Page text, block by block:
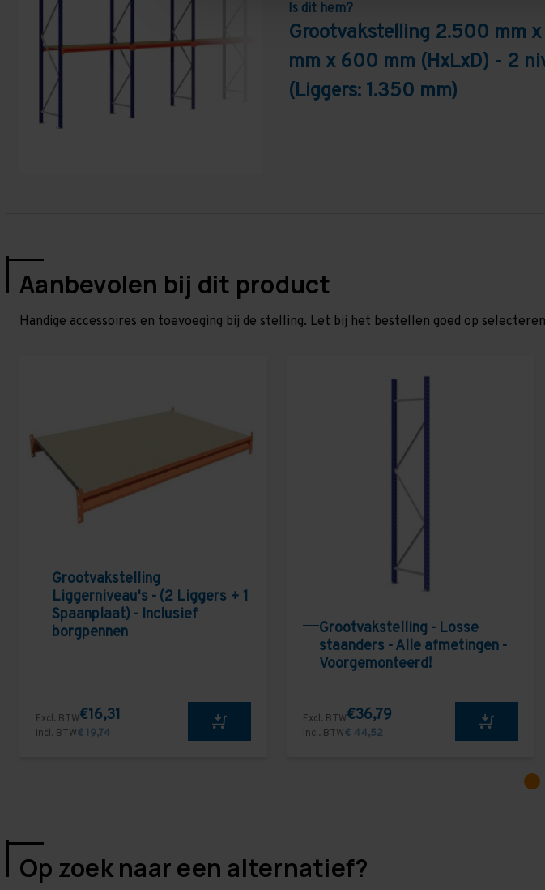
Is dit hem?
Grootvakstelling 2.500 mm
mm x 600 mm (HxLxD) - 2
(Liggers: 1.350 mm)
Aanbevolen bij dit product
Handige accessoires en toevoeging bij de stelling. Let bij het bestellen goed op
Grootvakstelling
Liggerniveau's - (2 Liggers + 1
Spaanplaat) - Inclusief
borgpennen
Excl. BTW€16,31
Incl. BTW€ 19,74
Grootvakstelling - Losse
staanders - Alle afmetingen -
Voorgemonteerd!
Excl. BTW€36,79
Incl. BTW€ 44,52
Op zoek naar een alternatief?